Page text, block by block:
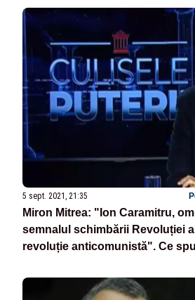
5 sept. 2021, 21:35
Miron Mitrea: "Ion Caramitru,
semnalul schimbării Revoluției
revoluție anticomunistă". Ce